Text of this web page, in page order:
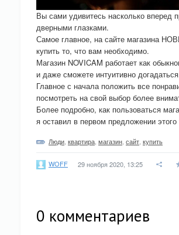
Вы сами удивитесь насколько вперед
дверными глазками.
Самое главное, на сайте магазина
купить то, что вам необходимо.
Магазин NOVICAM работает как
и даже сможете интуитивно
Главное с начала положить все
посмотреть на свой выбор более
Более подробно, как пользоваться
я оставил в первом предложении этого
Люди квартира магазин сайт купить
WOFF 29 ноября 2020, 13:25
0 комментариев